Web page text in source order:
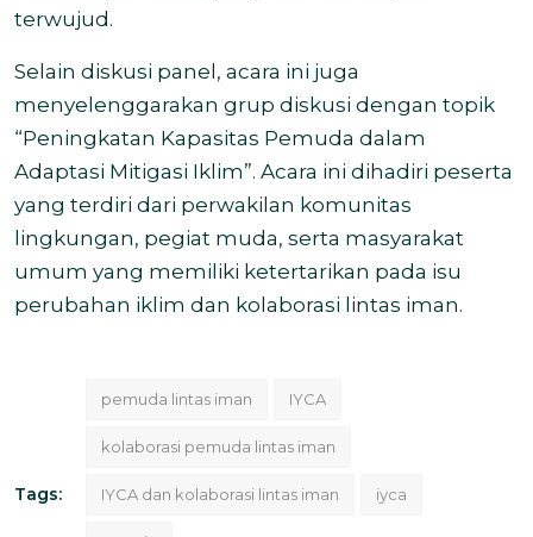
terwujud.
Selain diskusi panel, acara ini juga
menyelenggarakan grup diskusi dengan topik
“Peningkatan Kapasitas Pemuda dalam
Adaptasi Mitigasi Iklim”. Acara ini dihadiri peserta
yang terdiri dari perwakilan komunitas
lingkungan, pegiat muda, serta masyarakat
umum yang memiliki ketertarikan pada isu
perubahan iklim dan kolaborasi lintas iman.
Tags:
pemuda lintas iman IYCA
kolaborasi pemuda lintas iman
IYCA dan kolaborasi lintas iman iyca